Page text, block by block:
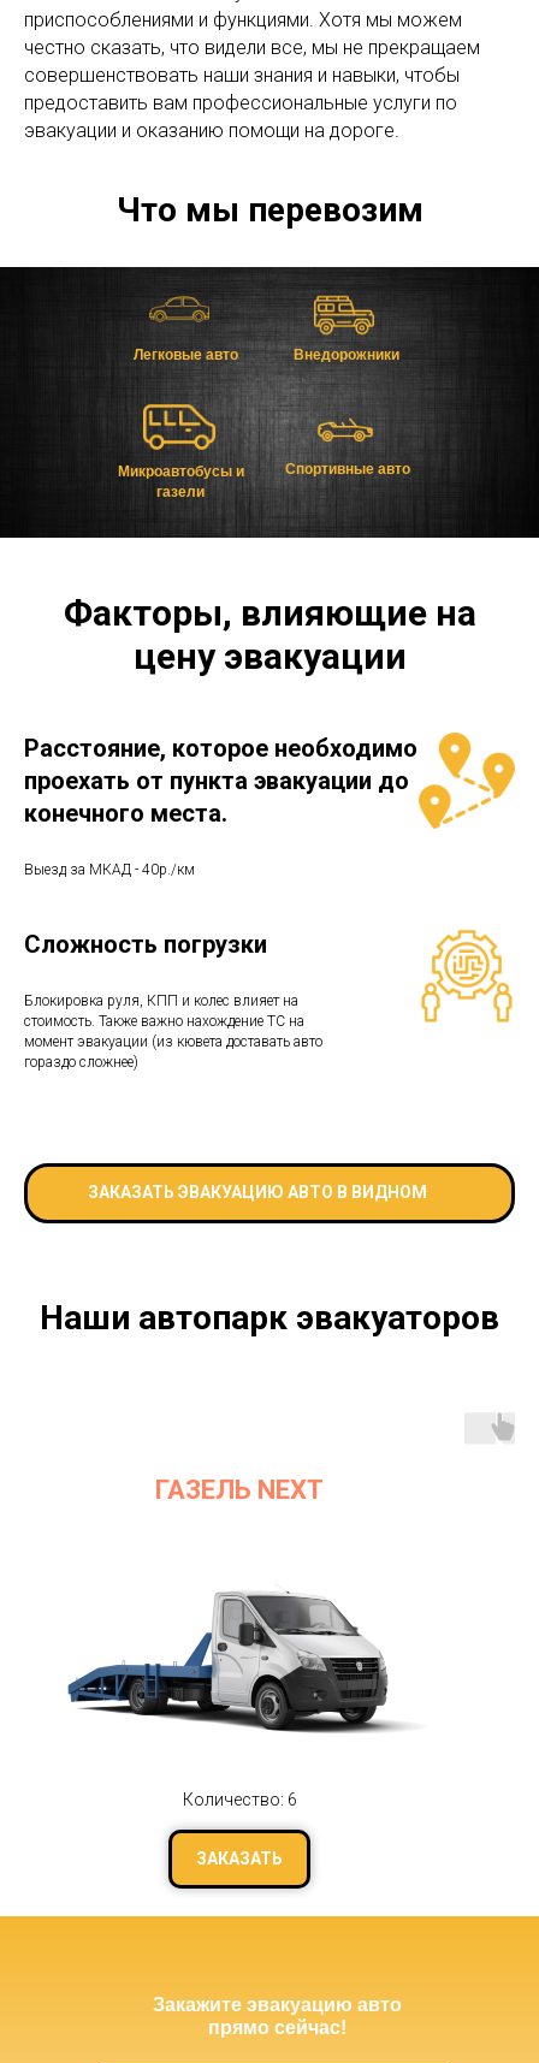
приспособлениями и функциями. Хотя мы можем
честно сказать, что видели все, мы не прекращаем
совершенствовать наши знания и навыки, чтобы
предоставить вам профессиональные услуги по
эвакуации и оказанию помощи на дороге.
Что мы перевозим
Легковые авто Внедорожники
Микроавтобусы и
газели
Спортивные авто
Факторы, влияющие на
цену эвакуации
Расстояние, которое необходимо
проехать от пункта эвакуации до
конечного места.
Выезд за МКАД - 40р./км
Сложность погрузки
Блокировка руля, КПП и колес влияет на
стоимость. Также важно нахождение ТС на
момент эвакуации (из кювета доставать авто
гораздо сложнее)
ЗАКАЗАТЬ ЭВАКУАЦИЮ АВТО В ВИДНОМ
Наши автопарк эвакуаторов
ГАЗЕЛЬ NEXT
Количество: 6
ЗАКАЗАТЬ
Закажите эвакуацию авто
прямо сейчас!